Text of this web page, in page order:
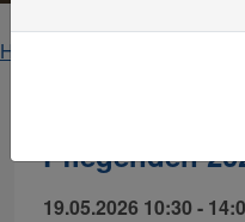
Home
Fachtagung
Pflegenden
19.05.2026 10:30 -